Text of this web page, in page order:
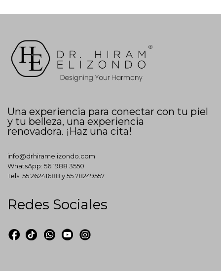
Una experiencia para conectar con tu piel
y tu belleza, una experiencia
renovadora. ¡Haz una cita!
info@drhiramelizondo.com
WhatsApp: 56 1988 3550
Tels: 55 26241688 y55 78249557
Redes Sociales